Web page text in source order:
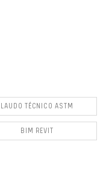
LAUDO TÉCNICO ASTM
BIM REVIT